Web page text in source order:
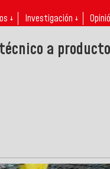
↓ Investigación ↓
a